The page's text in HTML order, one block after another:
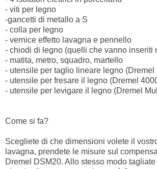
- viti per legno
-gancetti di metallo a S
- colla per legno
- vernice effetto lavagna e pennello
- chiodi di legno (quelli che vanno inseriti
- matita, metro, squadro, martello
- utensile per taglio lineare legno (Dremel
- utensile per fresare il legno (Dremel
- utensile per levigare il legno (Dremel
Come si fa?
Scegliete di che dimensioni volete il
lavagna, prendete le misure sul
Dremel DSM20. Allo stesso modo